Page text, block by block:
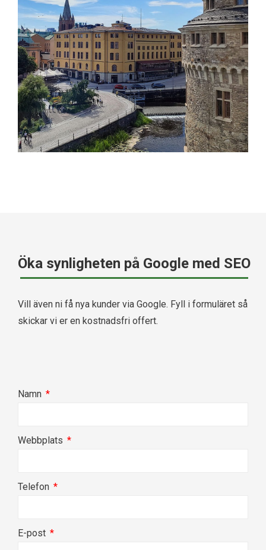
Öka synligheten på Google med SEO
Vill även ni få nya kunder via Google. Fyll i formuläret så
skickar vi er en kostnadsfri offert.
Namn
Webbplats
Telefon
E-post